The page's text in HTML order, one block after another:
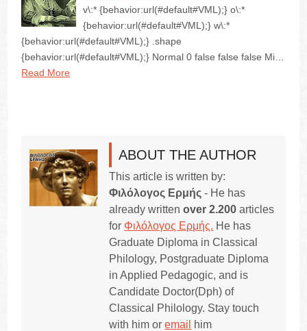
v\:* {behavior:url(#default#VML);} o\:*
{behavior:url(#default#VML);} w\:*
{behavior:url(#default#VML);} .shape
{behavior:url(#default#VML);} Normal 0 false false false Mi…
Read More
ABOUT THE AUTHOR
This article is written by:
Φιλόλογος Ερμής - He has
already writtenover 2.200 articles
for Φιλόλογος Ερμής. He has
Graduate Diploma in Classical
Philology, Postgraduate Diploma
in Applied Pedagogic, and is
Candidate Doctor(Dph) of
Classical Philology. Stay touch
with him oremail him